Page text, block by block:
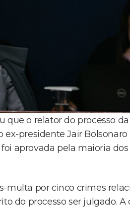
que o relator do processo
presidente Jair Bolsonaro
aprovada pela maioria dos
multa por cinco crimes
do processo ser julgado. A